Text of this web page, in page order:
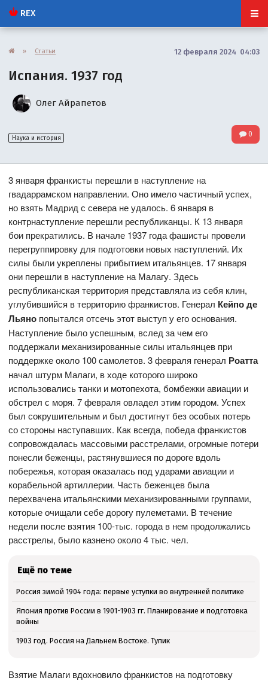
REX
» Статьи 12 февраля 2024 04:03
Испания. 1937 год
Олег Айрапетов
Наука и история 0
3 января франкисты перешли в наступление на
гвадаррамском направлении. Оно имело частичный успех,
но взять Мадрид с севера не удалось. 6 января в
контрнаступление перешли республиканцы. К 13 января
бои прекратились. В начале 1937 года фашисты провели
перегруппировку для подготовки новых наступлений. Их
силы были укреплены прибытием итальянцев. 17 января
они перешли в наступление на Малагу. Здесь
республиканская территория представляла из себя клин,
углубившийся в территорию франкистов. Генерал Кейпо де
Льяно попытался отсечь этот выступ у его основания.
Наступление было успешным, вслед за чем его
поддержали механизированные силы итальянцев при
поддержке около 100 самолетов. 3 февраля генерал Роатта
начал штурм Малаги, в ходе которого широко
использовались танки и мотопехота, бомбежки авиации и
обстрел с моря. 7 февраля овладел этим городом. Успех
был сокрушительным и был достигнут без особых потерь
со стороны наступавших. Как всегда, победа франкистов
сопровождалась массовыми расстрелами, огромные потери
понесли беженцы, растянувшиеся по дороге вдоль
побережья, которая оказалась под ударами авиации и
корабельной артиллерии. Часть беженцев была
перехвачена итальянскими механизированными группами,
которые очищали себе дорогу пулеметами. В течение
недели после взятия 100-тыс. города в нем продолжались
расстрелы, было казнено около 4 тыс. чел.
Ещё по теме
Россия зимой 1904 года: первые уступки во внутренней политике
Япония против России в 1901-1903 гг. Планирование и подготовка
войны
1903 год. Россия на Дальнем Востоке. Тупик
Взятие Малаги вдохновило франкистов на подготовку